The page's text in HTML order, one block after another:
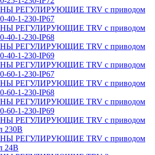
РЕГУЛИРУЮЩИЕ TRV с приводом
40-1-230-IP67
РЕГУЛИРУЮЩИЕ TRV с приводом
40-1-230-IP68
РЕГУЛИРУЮЩИЕ TRV с приводом
40-1-230-IP69
РЕГУЛИРУЮЩИЕ TRV с приводом
60-1-230-IP67
РЕГУЛИРУЮЩИЕ TRV с приводом
60-1-230-IP68
РЕГУЛИРУЮЩИЕ TRV с приводом
60-1-230-IP69
РЕГУЛИРУЮЩИЕ TRV с приводом
230В
РЕГУЛИРУЮЩИЕ TRV с приводом
24В